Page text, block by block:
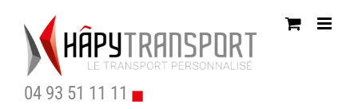
contenu
04 93 51 11 11